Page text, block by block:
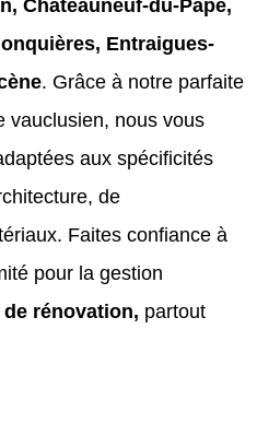
Châteauneuf-du-Pape,
Entraigues-
. Grâce à notre parfaite
vauclusien, nous vous
aux spécificités
de
Faites confiance à
pour la gestion
rénovation, partout